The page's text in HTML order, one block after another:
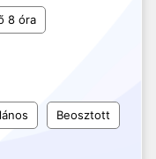
8 óra
Beosztott